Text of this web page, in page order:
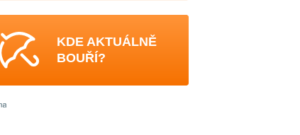
KDE AKTUÁLNĚ
BOUŘÍ?